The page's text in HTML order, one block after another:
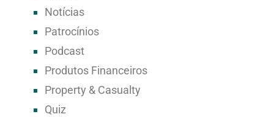
Notícias
Patrocínios
Podcast
Produtos Financeiros
Property & Casualty
Quiz